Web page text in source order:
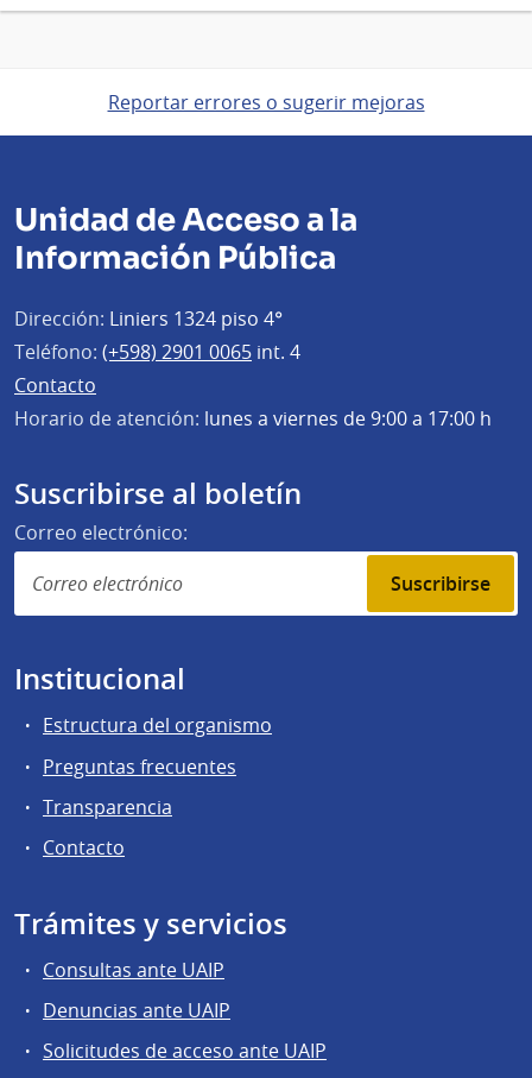
Reportar errores o sugerir mejoras
Unidad de Acceso a la
Información Pública
Dirección: Liniers 1324 piso 4°
Teléfono: (+598) 2901 0065 int. 4
Contacto
Horario de atención: lunes a viernes de 9:00 a 17:00 h
Suscribirse al boletín
Correo electrónico:
Suscribirse
Institucional
Estructura del organismo
Preguntas frecuentes
Transparencia
Contacto
Trámites y servicios
Consultas ante UAIP
Denuncias ante UAIP
Solicitudes de acceso ante UAIP